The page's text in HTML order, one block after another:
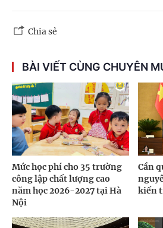
Chia sẻ
BÀI VIẾT CÙNG CHUYÊN
Mức học phí cho 35 trường
công lập chất lượng cao
năm học 2026-2027 tại Hà
Nội
Cần
kiến